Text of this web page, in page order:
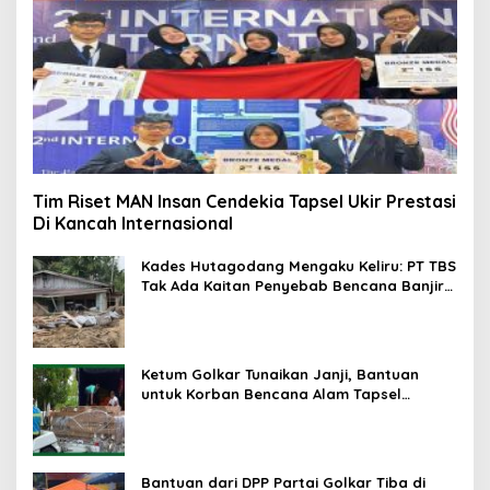
Tim Riset MAN Insan Cendekia Tapsel Ukir Prestasi
Di Kancah Internasional
Kades Hutagodang Mengaku Keliru: PT TBS
Tak Ada Kaitan Penyebab Bencana Banjir
Ketum Golkar Tunaikan Janji, Bantuan
untuk Korban Bencana Alam Tapsel
Bantuan dari DPP Partai Golkar Tiba di